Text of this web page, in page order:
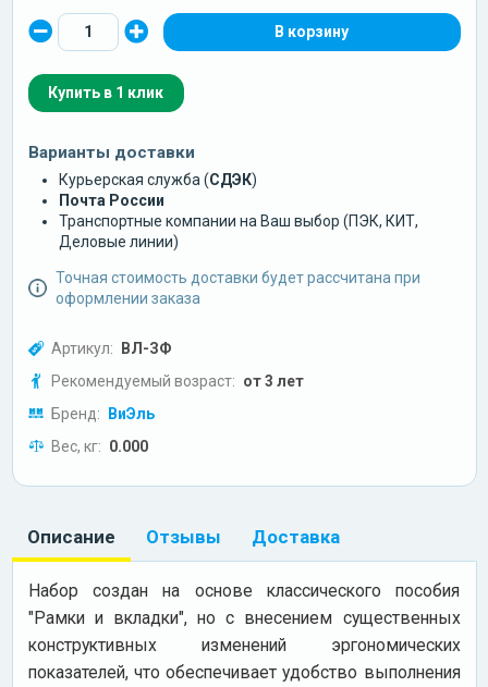
Купить в 1 клик
Варианты доставки
Курьерская служба (СДЭК)
Почта России
Транспортные компании на Ваш выбор (ПЭК, КИТ,
Деловые линии)
Точная стоимость доставки будет рассчитана при
оформлении заказа
Артикул: ВЛ-ЗФ
Рекомендуемый возраст: от 3 лет
Бренд: ВиЭль
Вес, кг: 0.000
Описание Отзывы Доставка
Набор создан на основе классического пособия
"Рамки и вкладки", но с внесением существенных
конструктивных изменений эргономических
показателей, что обеспечивает удобство выполнения